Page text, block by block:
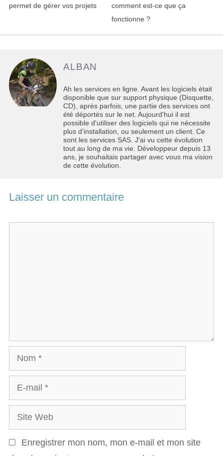
des
permet de gérer vos projets
comment est-ce que ça
fonctionne ?
ALBAN
Ah les services en ligne. Avant les logiciels était
disponible que sur support physique (Disquette,
CD), après parfois, une partie des services ont
été déportés sur le net. Aujourd'hui il est
possible d'utiliser des logiciels qui ne nécessite
plus d'installation, ou seulement un client. Ce
sont les services SAS. J'ai vu cette évolution
tout au long de ma vie. Développeur depuis 13
ans, je souhaitais partager avec vous ma vision
de cette évolution.
Laisser un commentaire
Nom
mail
Site
Web
Enregistrer mon nom, mon e-mail et mon site